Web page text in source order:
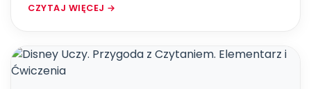
CZYTAJ WIĘCEJ →